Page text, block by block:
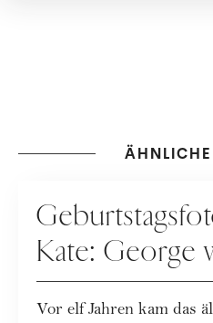
Kate: George
Vor elf Jahren kam das